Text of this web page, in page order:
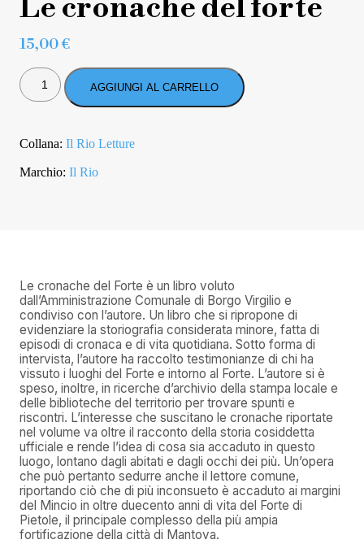
Le cronache del forte
15,00€
LE
CRONACHE
DEL
AGGIUNGI AL CARRELLO
Collana: Il Rio Letture
Marchio: Il Rio
Le cronache del Forte è un libro voluto
dall’Amministrazione Comunale di Borgo Virgilio e
condiviso con l’autore. Un libro che si ripropone di
evidenziare la storiografia considerata minore, fatta di
episodi di cronaca e di vita quotidiana. Sotto forma di
intervista, l’autore ha raccolto testimonianze di chi ha
vissuto i luoghi del Forte e intorno al Forte. L’autore si è
speso, inoltre, in ricerche d’archivio della stampa locale e
delle biblioteche del territorio per trovare spunti e
riscontri. L’interesse che suscitano le cronache riportate
nel volume va oltre il racconto della storia cosiddetta
ufficiale e rende l’idea di cosa sia accaduto in questo
luogo, lontano dagli abitati e dagli occhi dei più. Un’opera
che può pertanto sedurre anche il lettore comune,
riportando ciò che di più inconsueto è accaduto ai margini
del Mincio in oltre duecento anni di vita del Forte di
Pietole, il principale complesso della più ampia
fortificazione della città di Mantova.